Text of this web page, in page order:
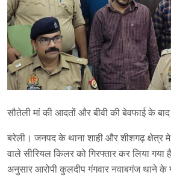
सौतेली मां की आदतों और बीवी की बेवफाई के
बरेली। जनपद के थाना शाही और शीशगढ़ क्षेत्र
वाले सीरियल किलर को गिरफ्तार कर लिया
अनुसार आरोपी कुलदीप गंगवार नवाबगंज थाने